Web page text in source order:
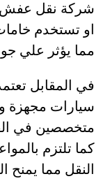
شركة نقل عفش
او تستخدم
مما يؤثر علي
في المقابل
سيارات مجهزة
متخصصين في
كما تلتزم
النقل مما يمنح